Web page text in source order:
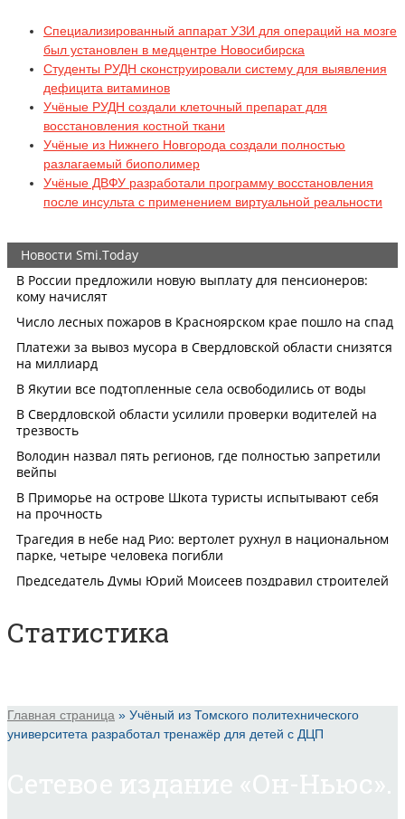
Специализированный аппарат УЗИ для операций на мозге
был установлен в медцентре Новосибирска
Студенты РУДН сконструировали систему для выявления
дефицита витаминов
Учёные РУДН создали клеточный препарат для
восстановления костной ткани
Учёные из Нижнего Новгорода создали полностью
разлагаемый биополимер
Учёные ДВФУ разработали программу восстановления
после инсульта с применением виртуальной реальности
Статистика
Главная страница » Учёный из Томского политехнического
университета разработал тренажёр для детей с ДЦП